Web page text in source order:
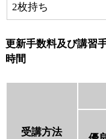
2枚持ち
更新手数料及び講習
時間
受講方法